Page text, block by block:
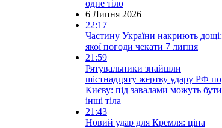
одне тіло
6 Липня 2026
22:17
Частину України накриють дощі:
якої погоди чекати 7 липня
21:59
Рятувальники знайшли
шістнадцяту жертву удару РФ по
Києву: під завалами можуть бути
інші тіла
21:43
Новий удар для Кремля: ціна